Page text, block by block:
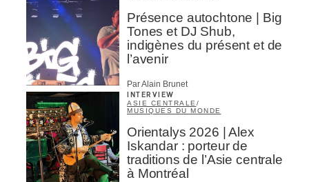
Présence autochtone | Big
Tones et DJ Shub,
indigènes du présent et de
l’avenir
Par Alain Brunet
INTERVIEW
ASIE CENTRALE /
MUSIQUES DU MONDE
Orientalys 2026 | Alex
Iskandar : porteur de
traditions de l’Asie centrale
à Montréal